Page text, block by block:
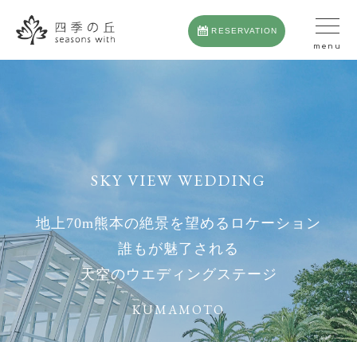
RESERVATION
SKY VIEW WEDDING
地上70m熊本の絶景を望めるロケーション
誰もが魅了される
天空のウエディングステージ
KUMAMOTO